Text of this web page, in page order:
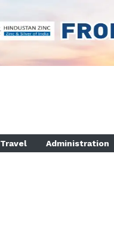
Travel Administration